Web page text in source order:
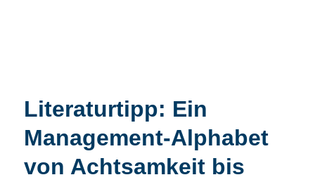
Literaturtipp: Ein
Management-Alphabet
von Achtsamkeit bis